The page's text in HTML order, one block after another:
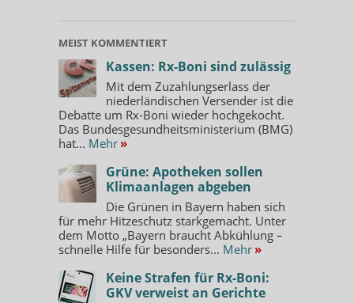
MEIST KOMMENTIERT
Kassen: Rx-Boni sind zulässig
Mit dem Zuzahlungserlass der
niederländischen Versender ist die
Debatte um Rx-Boni wieder hochgekocht.
Das Bundesgesundheitsministerium (BMG)
hat... Mehr »
Grüne: Apotheken sollen
Klimaanlagen abgeben
Die Grünen in Bayern haben sich
für mehr Hitzeschutz starkgemacht. Unter
dem Motto „Bayern braucht Abkühlung –
schnelle Hilfe für besonders... Mehr »
Keine Strafen für Rx-Boni:
GKV verweist an Gerichte